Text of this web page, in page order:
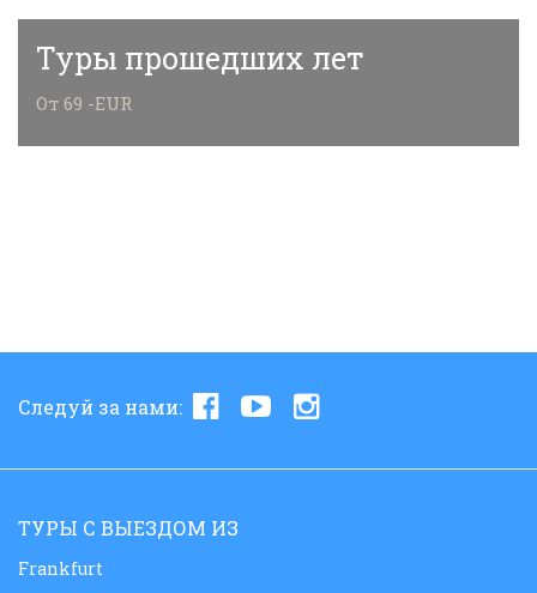
Туры прошедших лет
От 69 -EUR
Следуй за нами:
ТУРЫ С ВЫЕЗДОМ ИЗ
Frankfurt